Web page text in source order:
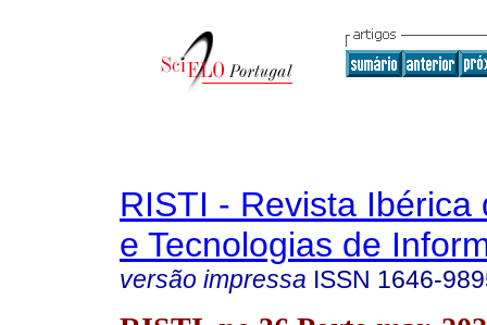
RISTI - Revista Ibérica
e Tecnologias de
versão impressa ISSN 1646-